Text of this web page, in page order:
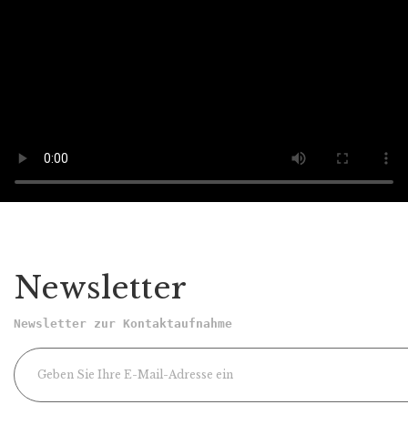
Newsletter
Newsletter zur Kontaktaufnahme